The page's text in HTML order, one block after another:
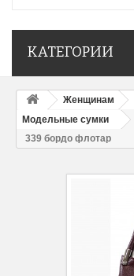
КАТЕГОРИИ
Женщинам
Модельные сумки
339 бордо флотар